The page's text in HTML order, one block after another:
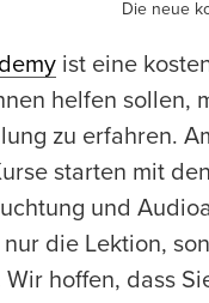
Die neue
ist eine
helfen sollen,
zu erfahren.
starten mit
und
die Lektion,
hoffen, dass